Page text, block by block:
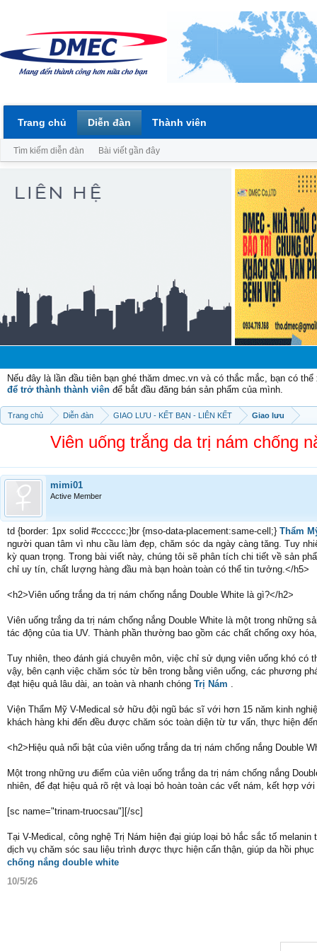
Nếu đây là lần đầu tiên bạn ghé thăm dmec.vn và có thắc mắc, bạn có
để trở thành thành viên để bắt đầu đăng bán sản phẩm của mình.
Trang chủ Diễn đàn GIAO LƯU - KẾT BẠN - LIÊN KẾT Giao lưu
Viên uống trắng da trị nám chống
mimi01
Active Member
td {border: 1px solid #cccccc;}br {mso-data-placement:same-cell;} Thẩm
người quan tâm vì nhu cầu làm đẹp, chăm sóc da ngày càng tăng. Tuy
kỳ quan trọng. Trong bài viết này, chúng tôi sẽ phân tích chi tiết về sản
chỉ uy tín, chất lượng hàng đầu mà bạn hoàn toàn có thể tin tưởng.</h5>
<h2>Viên uống trắng da trị nám chống nắng Double White là gì?</h2>
Viên uống trắng da trị nám chống nắng Double White là một trong những
tác động của tia UV. Thành phần thường bao gồm các chất chống oxy
Tuy nhiên, theo đánh giá chuyên môn, việc chỉ sử dụng viên uống khó
vậy, bên cạnh việc chăm sóc từ bên trong bằng viên uống, các phương
đạt hiệu quả lâu dài, an toàn và nhanh chóng Trị Nám .
Viện Thẩm Mỹ V-Medical sở hữu đội ngũ bác sĩ với hơn 15 năm kinh
khách hàng khi đến đều được chăm sóc toàn diện từ tư vấn, thực hiện
<h2>Hiệu quả nổi bật của viên uống trắng da trị nám chống nắng Double
Một trong những ưu điểm của viên uống trắng da trị nám chống nắng
nhiên, để đạt hiệu quả rõ rệt và loại bỏ hoàn toàn các vết nám, kết hợp
[sc name="trinam-truocsau"][/sc]
Tại V-Medical, công nghệ Trị Nám hiện đại giúp loại bỏ hắc sắc tố
dịch vụ chăm sóc sau liệu trình được thực hiện cẩn thận, giúp da hồi
chống nắng double white
10/5/26
Trang chủ Diễn đàn
Tìm kiếm diễn đàn Bài viết gần đây
Thành viên